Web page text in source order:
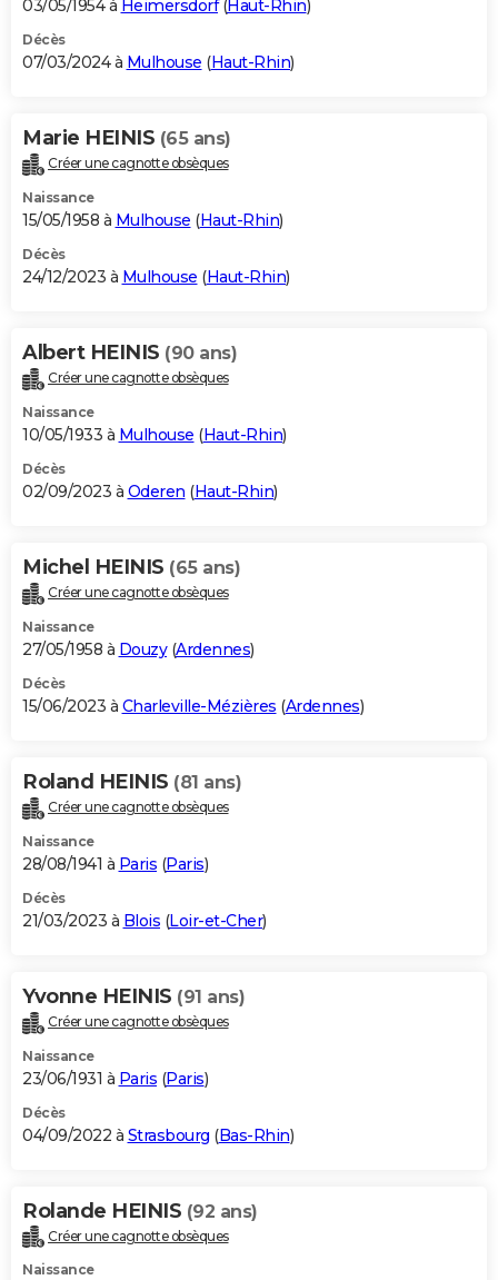
03/05/1954 à Heimersdorf(Haut-Rhin)
Décès
07/03/2024 à Mulhouse (Haut-Rhin)
Marie HEINIS (65 ans)
Créer une cagnotte obsèques
Naissance
15/05/1958 à Mulhouse (Haut-Rhin)
Décès
24/12/2023 à Mulhouse (Haut-Rhin)
Albert HEINIS (90 ans)
Créer une cagnotte obsèques
Naissance
10/05/1933 à Mulhouse (Haut-Rhin)
Décès
02/09/2023 à Oderen (Haut-Rhin)
Michel HEINIS (65 ans)
Créer une cagnotte obsèques
Naissance
27/05/1958 à Douzy(Ardennes)
Décès
15/06/2023 à Charleville-Mézières (Ardennes)
Roland HEINIS (81 ans)
Créer une cagnotte obsèques
Naissance
28/08/1941 à Paris (Paris)
Décès
21/03/2023 à Blois (Loir-et-Cher)
Yvonne HEINIS (91 ans)
Créer une cagnotte obsèques
Naissance
23/06/1931 à Paris (Paris)
Décès
04/09/2022 à Strasbourg (Bas-Rhin)
Rolande HEINIS (92 ans)
Créer une cagnotte obsèques
Naissance